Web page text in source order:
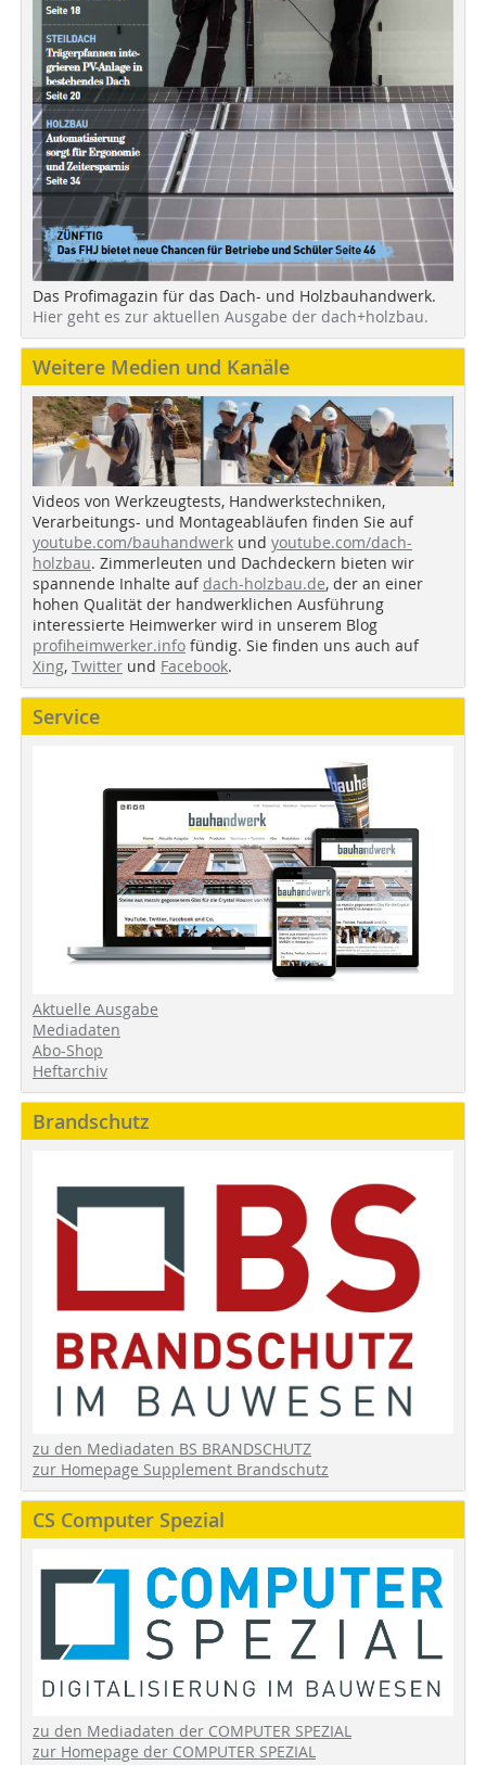
Das Profimagazin für das Dach- und Holzbauhandwerk.
Hier geht es zur aktuellen Ausgabe der dach+holzbau.
Weitere Medien und Kanäle
Videos von Werkzeugtests, Handwerkstechniken,
Verarbeitungs- und Montageabläufen finden Sie auf
youtube.com/bauhandwerk und youtube.com/dach-
holzbau. Zimmerleuten und Dachdeckern bieten wir
spannende Inhalte auf dach-holzbau.de, der an einer
hohen Qualität der handwerklichen Ausführung
interessierte Heimwerker wird in unserem Blog
profiheimwerker.info fündig. Sie finden uns auch auf
Xing, Twitter und Facebook.
Service
Aktuelle Ausgabe
Mediadaten
Abo-Shop
Heftarchiv
Brandschutz
zu den Mediadaten BS BRANDSCHUTZ
zur Homepage Supplement Brandschutz
CS Computer Spezial
zu den Mediadaten der COMPUTER SPEZIAL
zur Homepage der COMPUTER SPEZIAL